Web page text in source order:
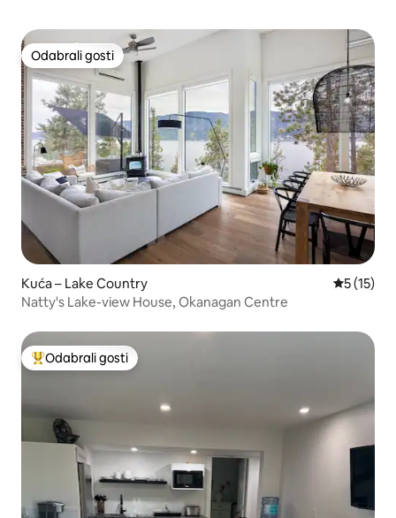
Odabrali gosti
Odabrali gosti
Kuća – Lake Country Prosječna
5 (15)
Natty's Lake-view House, Okanagan Centre
Među najviše rangiranima s oznakom „Odabrali gosti”
Odabrali gosti